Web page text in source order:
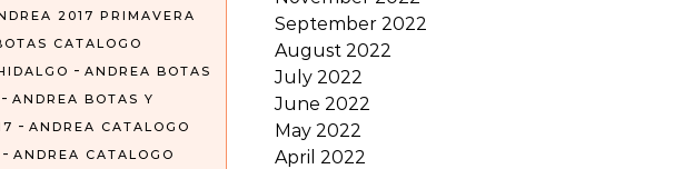
2017 PRIMAVERA
CATALOGO
- ANDREA BOTAS
- ANDREA BOTAS Y
- ANDREA CATALOGO
- ANDREA CATALOGO
September 2022
August 2022
July 2022
June 2022
May 2022
April 2022